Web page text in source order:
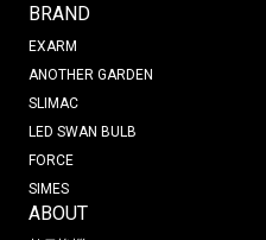
BRAND
EXARM
ANOTHER GARDEN
SLIMAC
LED SWAN BULB
FORCE
SIMES
ABOUT